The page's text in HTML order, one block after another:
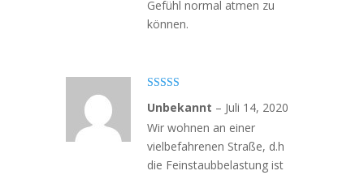
Gefühl normal atmen zu
können.
5von 5
Unbekannt – Juli 14, 2020
Wir wohnen an einer
vielbefahrenen Straße, d.h
die Feinstaubbelastung ist